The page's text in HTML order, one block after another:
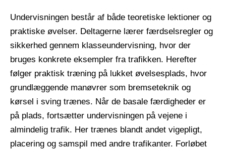
Undervisningen består af både teoretiske lektioner og
praktiske øvelser. Deltagerne lærer færdselsregler og
sikkerhed gennem klasseundervisning, hvor der
bruges konkrete eksempler fra trafikken. Herefter
følger praktisk træning på lukket øvelsesplads, hvor
grundlæggende manøvrer som bremseteknik og
kørsel i sving trænes. Når de basale færdigheder er
på plads, fortsætter undervisningen på vejene i
almindelig trafik. Her trænes blandt andet vigepligt,
placering og samspil med andre trafikanter. Forløbet